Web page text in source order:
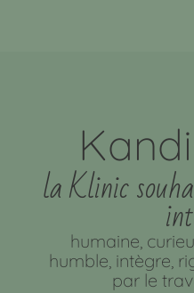
la Klinic
humaine,
humble, intègre,
par le